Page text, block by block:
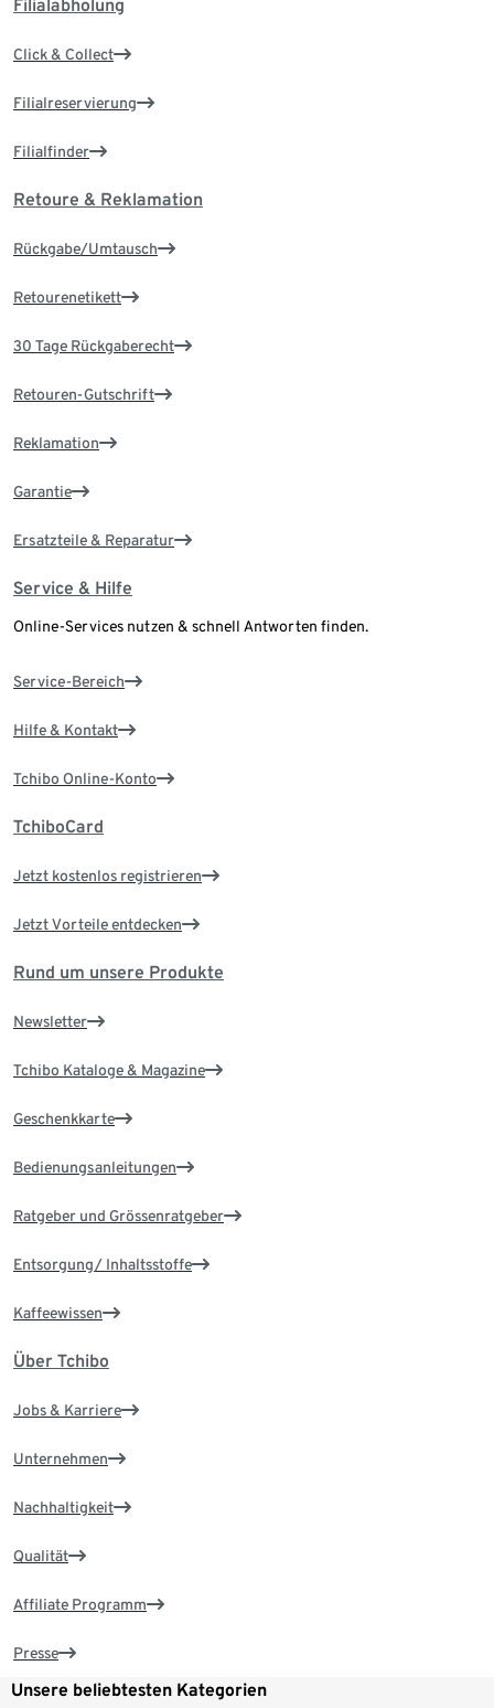
Filialabholung
Click & Collect
Filialreservierung
Filialfinder
Retoure & Reklamation
Rückgabe/Umtausch
Retourenetikett
30 Tage Rückgaberecht
Retouren-Gutschrift
Reklamation
Garantie
Ersatzteile & Reparatur
Service & Hilfe
Online-Services nutzen & schnell Antworten finden.
Service-Bereich
Hilfe & Kontakt
Tchibo Online-Konto
TchiboCard
Jetzt kostenlos registrieren
Jetzt Vorteile entdecken
Rund um unsere Produkte
Newsletter
Tchibo Kataloge & Magazine
Geschenkkarte
Bedienungsanleitungen
Ratgeber und Grössenratgeber
Entsorgung/ Inhaltsstoffe
Kaffeewissen
Über Tchibo
Jobs & Karriere
Unternehmen
Nachhaltigkeit
Qualität
Affiliate Programm
Presse
Unsere beliebtesten Kategorien